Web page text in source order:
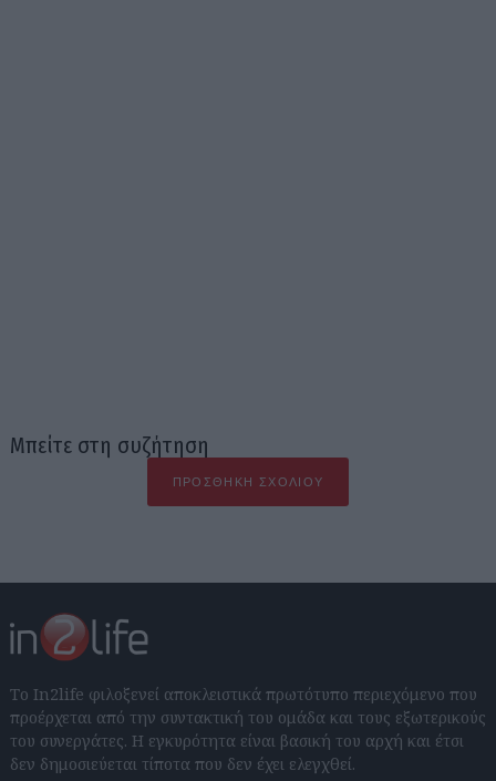
Μπείτε στη συζήτηση
ΠΡΟΣΘΉΚΗ ΣΧΟΛΊΟΥ
Το In2life φιλοξενεί αποκλειστικά πρωτότυπο περιεχόμενο που
προέρχεται από την συντακτική του ομάδα και τους εξωτερικούς
του συνεργάτες. Η εγκυρότητα είναι βασική του αρχή και έτσι
δεν δημοσιεύεται τίποτα που δεν έχει ελεγχθεί.